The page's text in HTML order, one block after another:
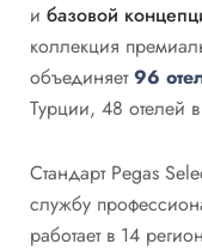
и базовой
коллекция
объединяет96
Турции, 48 отелей
Стандарт Pegas
службу
работает в 14